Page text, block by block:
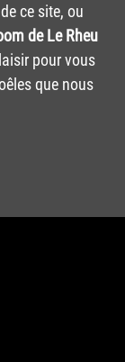
ce site, ou
de Le Rheu
pour vous
que nous